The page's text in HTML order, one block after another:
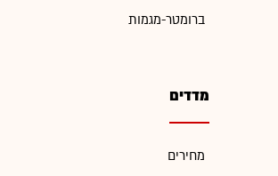
ברומטר-מגמות
מדדים
מחירים